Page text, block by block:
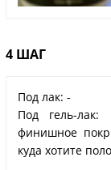
4 ШАГ
Под лак: -
Под гель-
финишное
куда хотите